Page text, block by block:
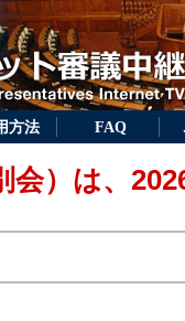
方法 FAQ
会）は、